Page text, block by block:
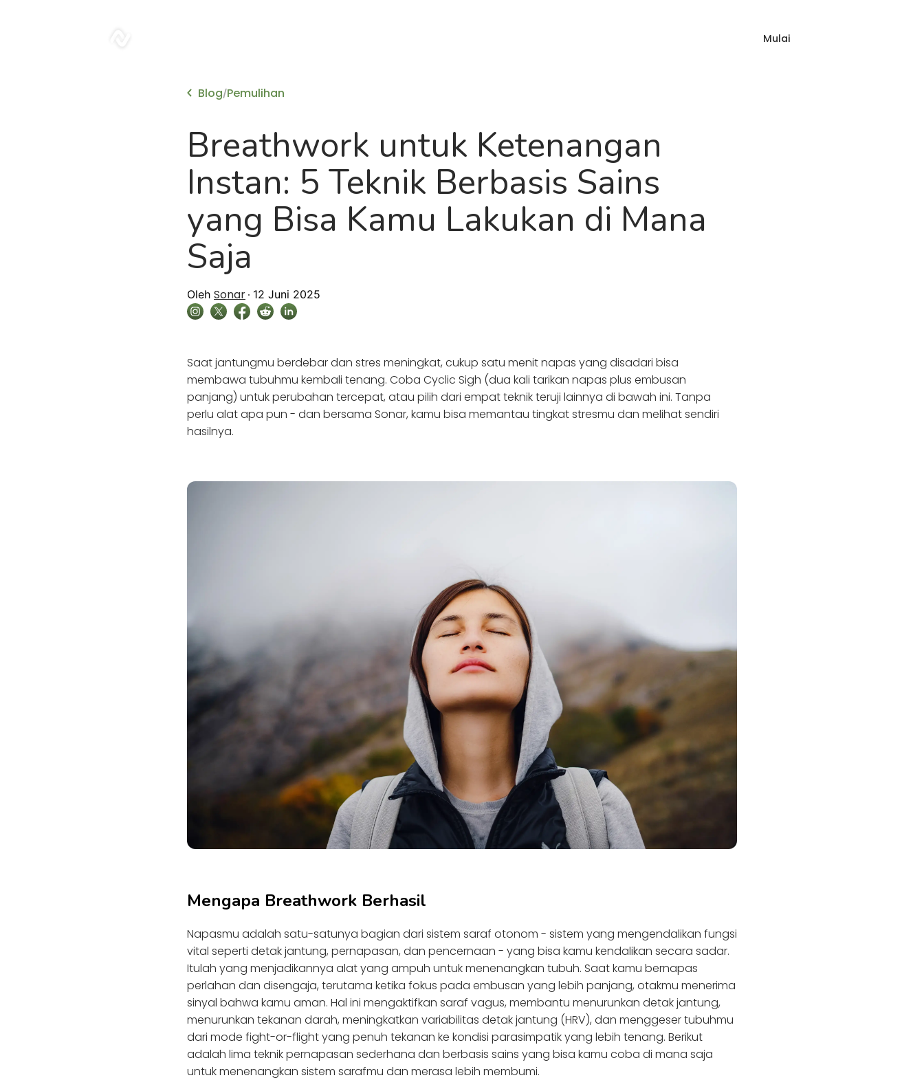
Mulai
Blog/Pemulihan
Breathwork untuk Ketenangan
Instan: 5 Teknik Berbasis Sains
yang Bisa Kamu Lakukan di Mana
Saja
Oleh Sonar 12 Juni 2025
Saat jantungmu berdebar dan stres meningkat, cukup satu menit napas yang disadari bisa
membawa tubuhmu kembali tenang. Coba Cyclic Sigh (dua kali tarikan napas plus embusan
panjang) untuk perubahan tercepat, atau pilih dari empat teknik teruji lainnya di bawah ini. Tanpa
perlu alat apa pun - dan bersama Sonar, kamu bisa memantau tingkat stresmu dan melihat sendiri
hasilnya.
Mengapa Breathwork Berhasil
Napasmu adalah satu-satunya bagian dari sistem saraf otonom - sistem yang mengendalikan fungsi
vital seperti detak jantung, pernapasan, dan pencernaan - yang bisa kamu kendalikan secara sadar.
Itulah yang menjadikannya alat yang ampuh untuk menenangkan tubuh. Saat kamu bernapas
perlahan dan disengaja, terutama ketika fokus pada embusan yang lebih panjang, otakmu menerima
sinyal bahwa kamu aman. Hal ini mengaktifkan saraf vagus, membantu menurunkan detak jantung,
menurunkan tekanan darah, meningkatkan variabilitas detak jantung (HRV), dan menggeser tubuhmu
dari mode fight-or-flight yang penuh tekanan ke kondisi parasimpatik yang lebih tenang. Berikut
adalah lima teknik pernapasan sederhana dan berbasis sains yang bisa kamu coba di mana saja
untuk menenangkan sistem sarafmu dan merasa lebih membumi.